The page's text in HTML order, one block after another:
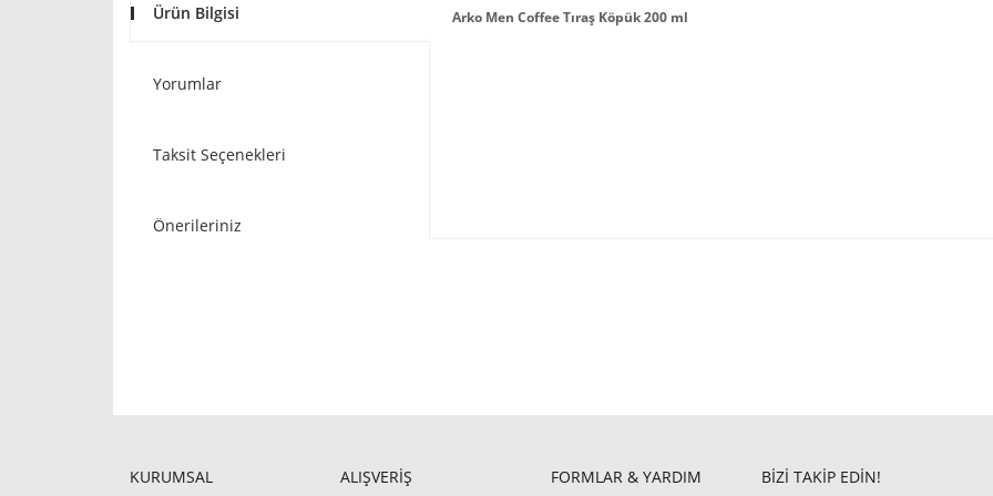
Ürün Bilgisi
Yorumlar
Taksit Seçenekleri
Önerileriniz
Arko Men Coffee Tıraş Köpük 200 ml
KURUMSAL ALIŞVERİŞ FORMLAR & YARDIM BİZİ TAKİP EDİN!